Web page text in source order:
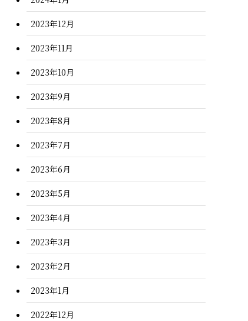
2023年12月
2023年11月
2023年10月
2023年9月
2023年8月
2023年7月
2023年6月
2023年5月
2023年4月
2023年3月
2023年2月
2023年1月
2022年12月